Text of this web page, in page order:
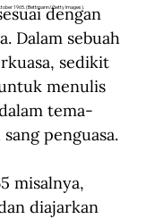
1965. (Bettmann/Getty Images).
dengan
Dalam sebuah
sedikit
menulis
tema-
penguasa.
misalnya,
diajarkan